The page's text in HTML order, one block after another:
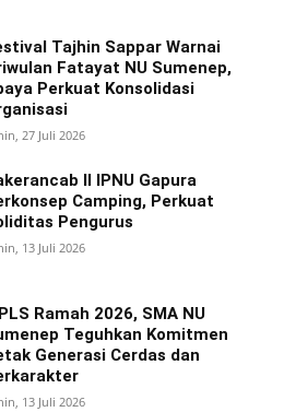
Tajhin Sappar Warnai
Fatayat NU Sumenep,
Perkuat Konsolidasi
27 Juli 2026
II IPNU Gapura
Camping, Perkuat
Pengurus
13 Juli 2026
Ramah 2026, SMA NU
Teguhkan Komitmen
Generasi Cerdas dan
13 Juli 2026